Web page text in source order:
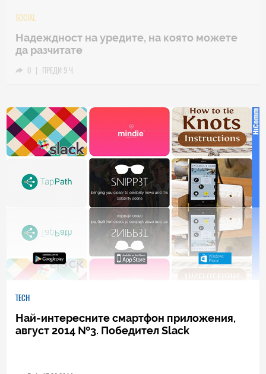
TECH
Samsung Galaxy Z Fold8 Ultra – ново име,
0 | 04.08.2026
TECH